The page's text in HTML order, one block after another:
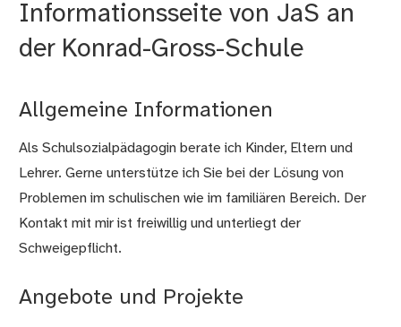
Informationsseite von JaS an
der Konrad-Gross-Schule
Allgemeine Informationen
Als Schulsozialpädagogin berate ich Kinder, Eltern und
Lehrer. Gerne unterstütze ich Sie bei der Lösung von
Problemen im schulischen wie im familiären Bereich. Der
Kontakt mit mir ist freiwillig und unterliegt der
Schweigepflicht.
Angebote und Projekte